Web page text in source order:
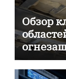
Обзор
защиты